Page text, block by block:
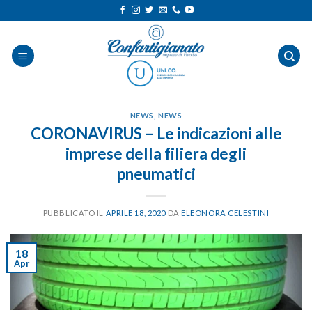
ai
contenuti
NEWS ,NEWS
CORONAVIRUS – Le indicazioni alle
imprese della filiera degli
pneumatici
PUBBLICATO IL APRILE 18, 2020 DAELEONORA CELESTINI
18
Apr